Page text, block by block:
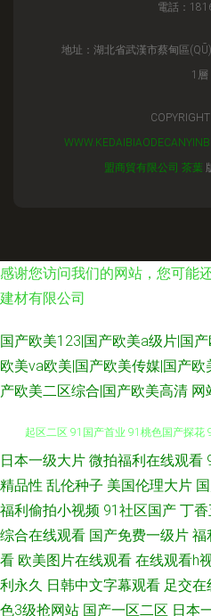
電話：
地址：湖北省武漢市蔡甸區
1層
盟商貿有限公司 茶葉
感谢您访问我们的网站，您可能
建材有限公司
国产欧美123|国产欧美a级片|国
欧美va欧美|国产欧美传媒|国产
产欧美二区综合|国产欧美高清 网
成人电影俺去也 东方av在线导航 日本
起区二区 91国产首业 91桃色国产探花
网址 涩涩伦理影院 91白虎学生 91永
美性爱VT 天天综合视频在线 91国内产
日本一级大片 微拍福利在线观看
精品性 乱伦种子 美国伦理大片
福利偷拍小视频 91社区国产 丁
综合在线观看 国产免费一级片 福
看 欧美图片在线观看 在线观看h
利永久 日韩中文字幕观看 足交在
色3级抢网站 国产一区二区 日本